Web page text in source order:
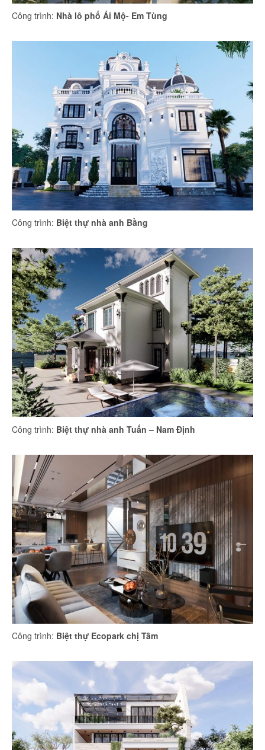
Công trình: Nhà lô phố Ái Mộ- Em Tùng
Công trình: Biệt thự nhà anh Bằng
Công trình: Biệt thự nhà anh Tuấn – Nam Định
Công trình: Biệt thự Ecopark chị Tâm